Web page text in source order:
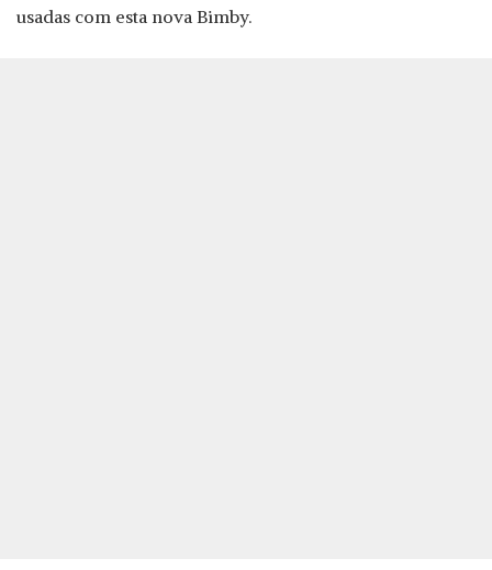
usadas com esta nova Bimby.